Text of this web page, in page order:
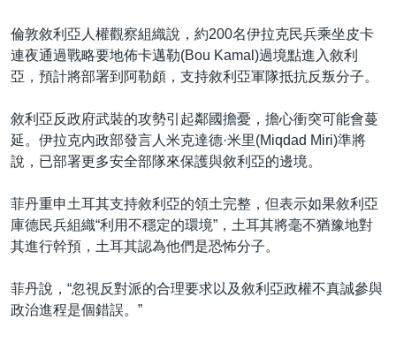
倫敦敘利亞人權觀察組織說，約200名伊拉克民兵乘坐皮卡
連夜通過戰略要地佈卡邁勒(Bou Kamal)過境點進入敘利
亞，預計將部署到阿勒頗，支持敘利亞軍隊抵抗反叛分子。
敘利亞反政府武裝的攻勢引起鄰國擔憂，擔心衝突可能會蔓
延。伊拉克內政部發言人米克達德·米里(Miqdad Miri)準將
說，已部署更多安全部隊來保護與敘利亞的邊境。
菲丹重申土耳其支持敘利亞的領土完整，但表示如果敘利亞
庫德民兵組織“利用不穩定的環境”，土耳其將毫不猶豫地對
其進行幹預，土耳其認為他們是恐怖分子。
菲丹說，“忽視反對派的合理要求以及敘利亞政權不真誠參與
政治進程是個錯誤。”